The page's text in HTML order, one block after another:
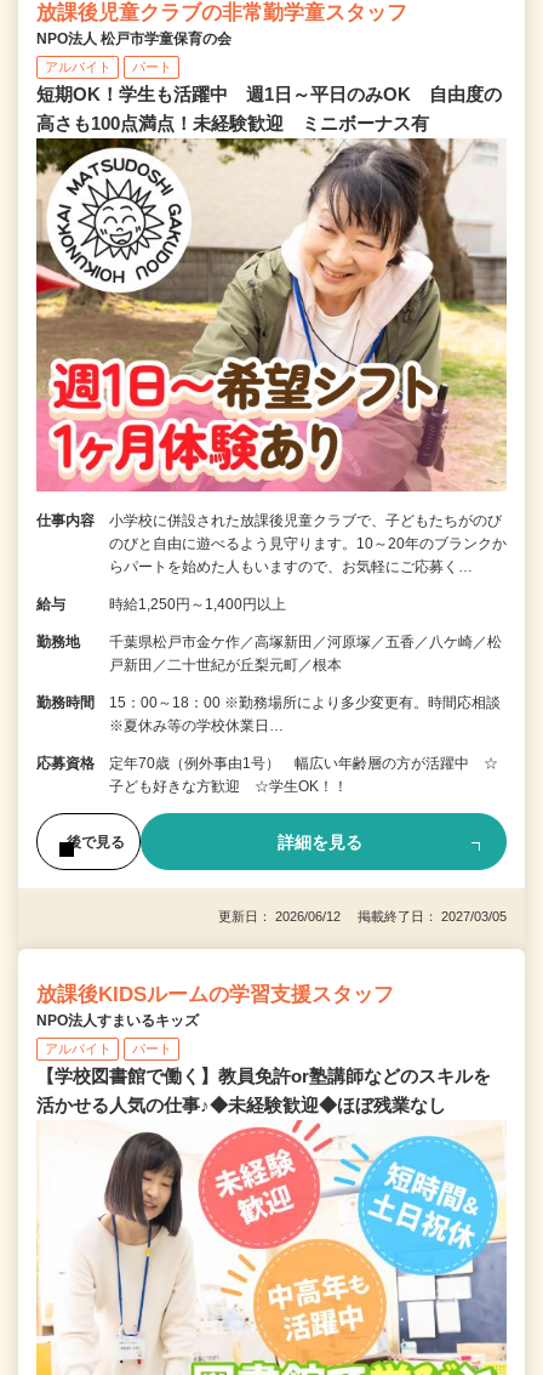
放課後児童クラブの非常勤学童スタッフ
NPO法人 松戸市学童保育の会
アルバイト パート
短期OK！学生も活躍中 週1日～平日のみOK 自由度の
高さも100点満点！未経験歓迎 ミニボーナス有
仕事内容
小学校に併設された放課後児童クラブで、子どもたちがのび
のびと自由に遊べるよう見守ります。10～20年のブランクか
らパートを始めた人もいますので、お気軽にご応募く…
給与 時給1,250円～1,400円以上
勤務地
千葉県松戸市金ケ作／高塚新田／河原塚／五香／八ケ崎／松
戸新田／二十世紀が丘梨元町／根本
勤務時間
15：00～18：00 ※勤務場所により多少変更有。時間応相談
※夏休み等の学校休業日…
応募資格
定年70歳（例外事由1号） 幅広い年齢層の方が活躍中 ☆
子ども好きな方歓迎 ☆学生OK！！
後で見る 詳細を見る
更新日： 2026/06/12 掲載終了日： 2027/03/05
放課後KIDSルームの学習支援スタッフ
NPO法人すまいるキッズ
アルバイト パート
【学校図書館で働く】教員免許or塾講師などのスキルを
活かせる人気の仕事♪◆未経験歓迎◆ほぼ残業なし